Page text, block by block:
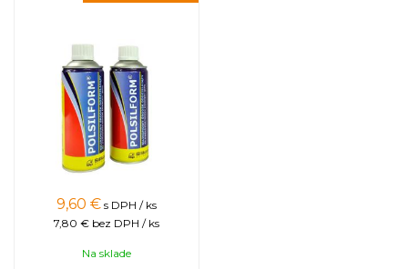
9,60 € s DPH / ks
7,80 € bez DPH / ks
Na sklade